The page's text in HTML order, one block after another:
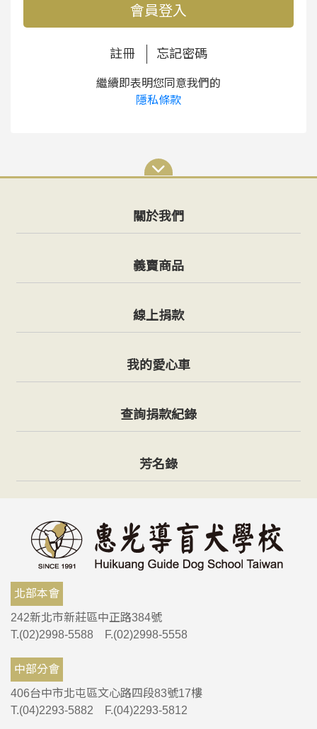
會員登入
註冊 忘記密碼
繼續即表明您同意我們的
隱私條款
關於我們
義賣商品
線上捐款
我的愛心車
查詢捐款紀錄
芳名錄
北部本會
242新北市新莊區中正路384號
T.(02)2998-5588 F.(02)2998-5558
中部分會
406台中市北屯區文心路四段83號17樓
T.(04)2293-5882 F.(04)2293-5812